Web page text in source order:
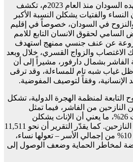
وفي سياق النزاع الذي يشهده السودان منذ العام 2023م، تكشف
والفتيات يشكلن النسبة الأكبر
في السودان، خصوصاً في إقليم
لحقوق الانسان التابع للامم
عن عنف جنسي ممنهج استهدف
الاغتصاب والزواج القسري، خلال وبعد
بشمال دارفور، مشيراً إلى أن
ظل غياب شبه تام للمساءلة، وقد ترقى
وفقاً لتوصيف المفوضية.
التابعة لمنظمة الهجرة الدولية، تشكل
نحو 27% من النازحين من الفاشر، فيما تمثل
الفتيات والأطفال من الإناث 26%، ما يعني أن الإناث يشكلن
مجتمعات 53% من إجمالي النازحين. كما يقدّر التقرير أن نحو 11,511
أسرة نازحة – أي ما يقارب 10% من إجمالي الأسر – تعولها نساء،
لمخاطر الحماية وضعف الوصول إلى